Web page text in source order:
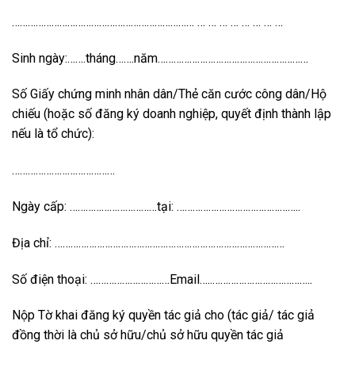
…………………………………………………………… … … … … … … … …
Sinh ngày:…….tháng…….năm…………………………………………………
Số Giấy chứng minh nhân dân/Thẻ căn cước công dân/Hộ
chiếu (hoặc số đăng ký doanh nghiệp, quyết định thành lập
nếu là tổ chức):
…………………………………
Ngày cấp: ……………………………tại: ………………………………………..
Địa chỉ: ……………………………………………………………………………
Số điện thoại: …………………………Email…..………………………………..
Nộp Tờ khai đăng ký quyền tác giả cho (tác giả/ tác giả
đồng thời là chủ sở hữu/chủ sở hữu quyền tác giả